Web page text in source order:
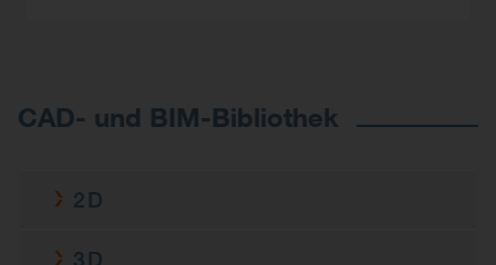
CAD- und BIM-Bibliothek
2D
PPC14/20BZ
3D